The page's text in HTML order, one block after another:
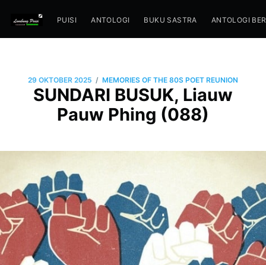
PUISI ANTOLOGI BUKU SASTRA ANTOLOGI
29 OKTOBER 2025 / MEMORIES OF THE 80S POET REUNION
SUNDARI BUSUK, Liauw
Pauw Phing (088)